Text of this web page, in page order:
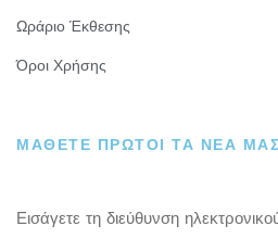
Ωράριο Έκθεσης
Όροι Χρήσης
ΜΑΘΕΤΕ ΠΡΩΤΟΙ ΤΑ ΝΕΑ ΜΑΣ
Εισάγετε τη διεύθυνση